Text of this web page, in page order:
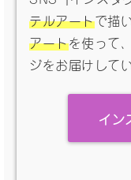
テルアートで描
アートを使って
ジをお届けして
イン